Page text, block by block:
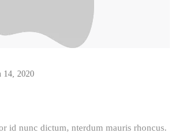
14, 2020
id nunc dictum, nterdum mauris rhoncus.